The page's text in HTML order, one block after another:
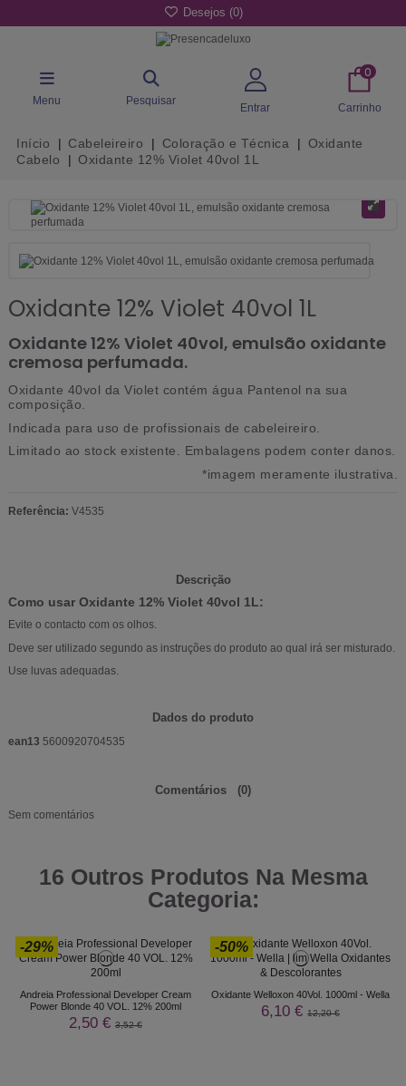
Desejos (0)
Menu Pesquisar
Entrar
0
Carrinho
Início Cabeleireiro Coloração e Técnica
Oxidante
Cabelo
Oxidante 12% Violet 40vol 1L
Oxidante 12% Violet 40vol 1L
Oxidante 12% Violet 40vol, emulsão oxidante
cremosa perfumada.
Oxidante 40vol da Violet contém água Pantenol na sua
composição.
Indicada para uso de profissionais de cabeleireiro.
Limitado ao stock existente. Embalagens podem conter danos.
*imagem meramente ilustrativa.
Referência: V4535
Descrição
Como usar Oxidante 12% Violet 40vol 1L:
Evite o contacto com os olhos.
Deve ser utilizado segundo as instruções do produto ao qual irá ser misturado.
Use luvas adequadas.
Dados do produto
ean13 5600920704535
Comentários (0)
Sem comentários
16 Outros Produtos Na Mesma
Categoria:
-29%
Andreia Professional Developer Cream
Power Blonde 40 VOL. 12% 200ml
2,50 € 3,52 €
-50%
Oxidante Welloxon 40Vol. 1000ml - Wella
6,10 € 12,20 €